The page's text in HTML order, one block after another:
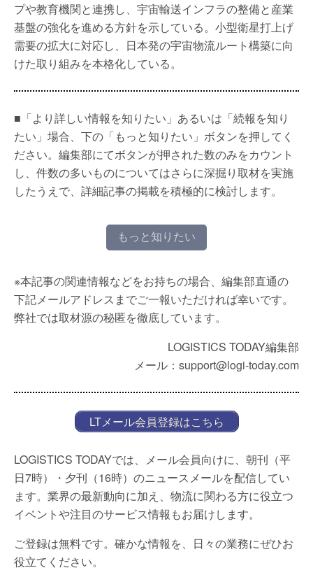
プや教育機関と連携し、宇宙輸送インフラの整備と産業
基盤の強化を進める方針を示している。小型衛星打上げ
需要の拡大に対応し、日本発の宇宙物流ルート構築に向
けた取り組みを本格化している。
■「より詳しい情報を知りたい」あるいは「続報を知り
たい」場合、下の「もっと知りたい」ボタンを押してく
ださい。編集部にてボタンが押された数のみをカウント
し、件数の多いものについてはさらに深掘り取材を実施
したうえで、詳細記事の掲載を積極的に検討します。
もっと知りたい
※本記事の関連情報などをお持ちの場合、編集部直通の
下記メールアドレスまでご一報いただければ幸いです。
弊社では取材源の秘匿を徹底しています。
LOGISTICS TODAY編集部
メール：support@logi-today.com
LTメール会員登録はこちら
LOGISTICS TODAYでは、メール会員向けに、朝刊（平
日7時）・夕刊（16時）のニュースメールを配信してい
ます。業界の最新動向に加え、物流に関わる方に役立つ
イベントや注目のサービス情報もお届けします。
ご登録は無料です。確かな情報を、日々の業務にぜひお
役立てください。